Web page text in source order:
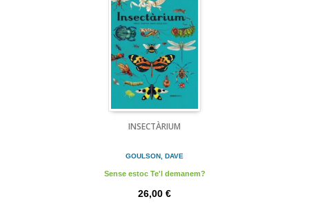
INSECTÀRIUM
GOULSON, DAVE
Sense estoc Te'l demanem?
26,00 €